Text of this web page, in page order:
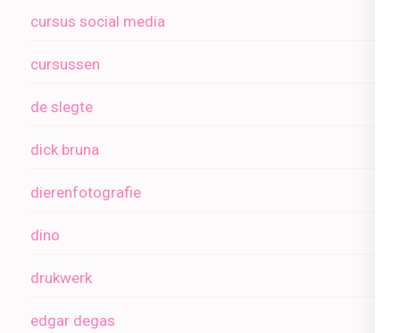
cursus social media
cursussen
de slegte
dick bruna
dierenfotografie
dino
drukwerk
edgar degas